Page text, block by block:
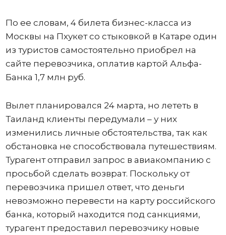
По ее словам, 4 билета бизнес-класса из
Москвы на Пхукет со стыковкой в Катаре один
из туристов самостоятельно приобрел на
сайте перевозчика, оплатив картой Альфа-
Банка 1,7 млн руб.
Вылет планировался 24 марта, но лететь в
Таиланд клиенты передумали – у них
изменились личные обстоятельства, так как
обстановка не способствовала путешествиям.
Турагент отправил запрос в авиакомпанию с
просьбой сделать возврат. Поскольку от
перевозчика пришел ответ, что деньги
невозможно перевести на карту российского
банка, который находится под санкциями,
турагент предоставил перевозчику новые